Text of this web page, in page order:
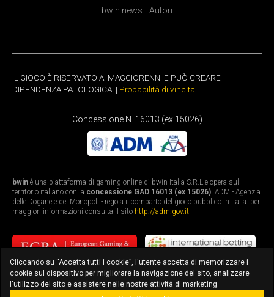
bwin news Autori
IL GIOCO È RISERVATO AI MAGGIORENNI E PUÒ CREARE
DIPENDENZA PATOLOGICA. | Probabilità di vincita
Concessione N. 16013 (ex 15026)
bwin è una piattaforma di gaming online di bwin Italia S.R.L e opera sul
territorio italiano con la concessione GAD 16013 (ex 15026). ADM - Agenzia
delle Dogane e dei Monopoli - regola il comparto del gioco pubblico in Italia: per
maggiori informazioni consulta il sito http://adm.gov.it
Cliccando su “Accetta tutti i cookie”, l'utente accetta di memorizzare i
cookie sul dispositivo per migliorare la navigazione del sito, analizzare
l'utilizzo del sito e assistere nelle nostre attività di marketing.